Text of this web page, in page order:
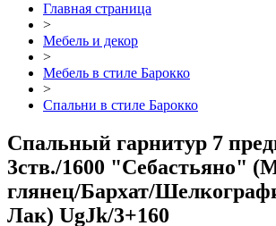
Главная страница
>
Мебель и декор
>
Мебель в стиле Барокко
>
Спальни в стиле Барокко
Спальный гарнитур 7
3ств./1600 "Себастьяно"
глянец/Бархат/
Лак) UgJk/3+160